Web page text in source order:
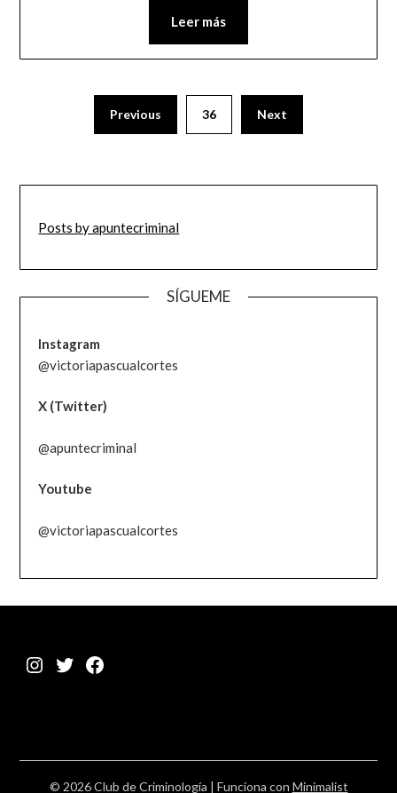
Leer más
Previous 36 Next
Posts by apuntecriminal
SÍGUEME
Instagram
@victoriapascualcortes
X (Twitter)
@apuntecriminal
Youtube
@victoriapascualcortes
Instagram
TwitterFacebook
© 2026 Club de Criminología | Funciona con Minimalist